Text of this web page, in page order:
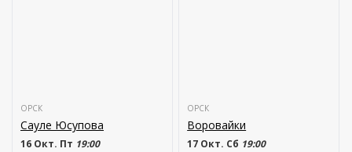
ОРСК
Сауле Юсупова
16 Окт. Пт 19:00
ОРСК
Воровайки
17 Окт. Сб 19:00